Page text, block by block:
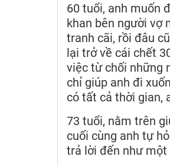
60 tuổi, anh muốn
khan bên người vợ
tranh cãi, rồi đâu
lại trở về cái chết
việc từ chối những
chỉ giúp anh đi
có tất cả thời gian,
73 tuổi, nằm trên
cuối cùng anh tự
trả lời đến như một